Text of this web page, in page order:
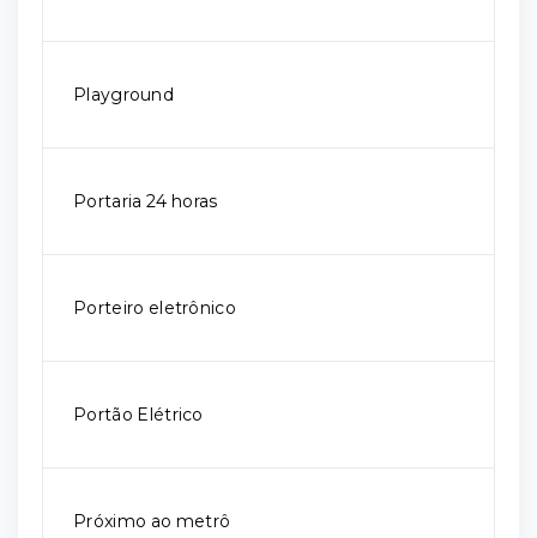
Playground
Portaria 24 horas
Porteiro eletrônico
Portão Elétrico
Próximo ao metrô